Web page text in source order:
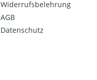
Widerrufsbelehrung
AGB
Datenschutz